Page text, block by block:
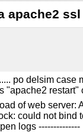
apache2 ssl
po delsim case
"apache2 restart"
of web
could not bind
logs --------------